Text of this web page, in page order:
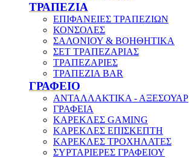
ΤΡΑΠΕΖΙΑ
ΕΠΙΦΑΝΕΙΕΣ ΤΡΑΠΕΖΙΩΝ
ΚΟΝΣΟΛΕΣ
ΣΑΛΟΝΙΟΥ & ΒΟΗΘΗΤΙΚΑ
ΣΕΤ ΤΡΑΠΕΖΑΡΙΑΣ
ΤΡΑΠΕΖΑΡΙΕΣ
ΤΡΑΠΕΖΙΑ BAR
ΓΡΑΦΕΙΟ
ΑΝΤΑΛΛΑΚΤΙΚΑ - ΑΞΕΣΟΥΑΡ
ΓΡΑΦΕΙΑ
ΚΑΡΕΚΛΕΣ GAMING
ΚΑΡΕΚΛΕΣ ΕΠΙΣΚΕΠΤΗ
ΚΑΡΕΚΛΕΣ ΤΡΟΧΗΛΑΤΕΣ
ΣΥΡΤΑΡΙΕΡΕΣ ΓΡΑΦΕΙΟΥ